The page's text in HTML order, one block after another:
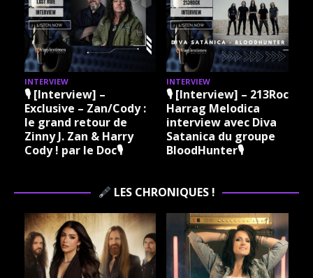
INTERVIEW
🎙 [Interview] –
Exclusive – Zan/Cody :
le grand retour de
Zinny J. Zan & Harry
Cody ! par le Doc🎙
INTERVIEW
🎙 [Interview] – 213Rock
Harrag Melodica
interview avec Diva
Satanica du groupe
BloodHunter🎙
LES CHRONIQUES !